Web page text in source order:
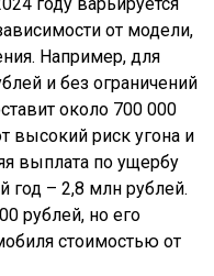
от модели,
Например, для
и без ограничений
около 700 000
высокий риск угона и
выплата по ущербу
год – 2,8 млн рублей.
рублей, но его
стоимостью от